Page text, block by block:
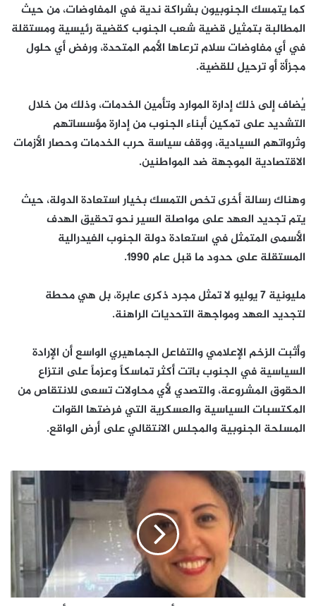
كما يتمسك الجنوبيون بشراكة ندية في المفاوضات، من حيث
المطالبة بتمثيل قضية شعب الجنوب كقضية رئيسية ومستقلة
في أي مفاوضات سلام ترعاها الأمم المتحدة، ورفض أي حلول
مجزأة أو ترحيل للقضية.
يُضاف إلى ذلك إدارة الموارد وتأمين الخدمات، وذلك من خلال
التشديد على تمكين أبناء الجنوب من إدارة مؤسساتهم
وثرواتهم السيادية، ووقف سياسة حرب الخدمات وحصار الأزمات
الاقتصادية الموجهة ضد المواطنين.
وهناك رسالة أخرى تخص التمسك بخيار استعادة الدولة، حيث
يتم تجديد العهد على مواصلة السير نحو تحقيق الهدف
الأسمى المتمثل في استعادة دولة الجنوب الفيدرالية
المستقلة على حدود ما قبل عام 1990.
مليونية 7 يوليو لا تمثل مجرد ذكرى عابرة، بل هي محطة
لتجديد العهد ومواجهة التحديات الراهنة.
وأثبت الزخم الإعلامي والتفاعل الجماهيري الواسع أن الإرادة
السياسية في الجنوب باتت أكثر تماسكاً وعزماً على انتزاع
الحقوق المشروعة، والتصدي لأي محاولات تسعى للانتقاص من
المكتسبات السياسية والعسكرية التي فرضتها القوات
المسلحة الجنوبية والمجلس الانتقالي على أرض الواقع.
"اربطوا
بقرة
بن
صفوان"..
الأعسم
يطالب
سلطات
الأمر
الواقع